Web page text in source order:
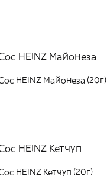
HEINZ Майонеза
HEINZ Майонеза (20г)
HEINZ Кетчуп
HEINZ Кетчуп (20г)